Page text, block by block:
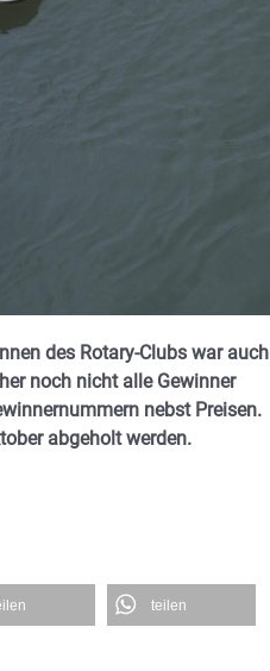
des Rotary-Clubs war auch
noch nicht alle Gewinner
nebst Preisen.
abgeholt werden.
teilen